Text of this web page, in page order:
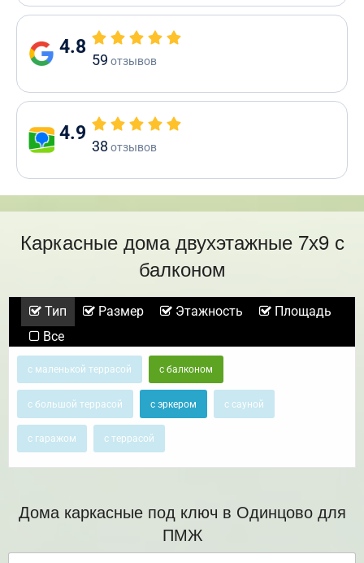
4.8
59 отзывов
4.9
38 отзывов
Каркасные дома двухэтажные 7х9 с
балконом
Тип Размер Этажность
Площадь
Все
с маленькой террасой с балконом
с большой террасой с эркером с сауной
с гаражом с террасой
Дома каркасные под ключ в Одинцово для
ПМЖ